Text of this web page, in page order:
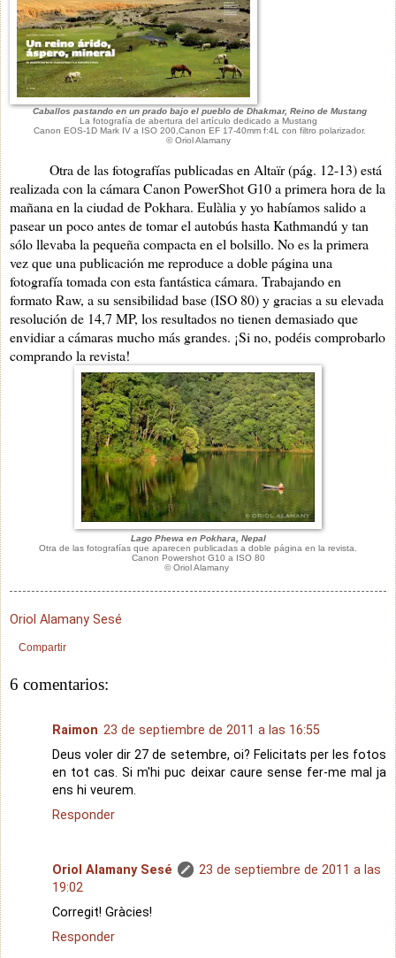
Caballos pastando en un prado bajo el pueblo de Dhakmar, Reino de Mustang
La fotografía de abertura del artículo dedicado a Mustang
Canon EOS-1D Mark IV a ISO 200 ,Canon EF 17-40mm f:4L con filtro polarizador.
© Oriol Alamany
Otra de las fotografías publicadas en Altaïr (pág. 12-13) está
realizada con la cámara Canon PowerShot G10 a primera hora de la
mañana en la ciudad de Pokhara. Eulàlia y yo habíamos salido a
pasear un poco antes de tomar el autobús hasta Kathmandú y tan
sólo llevaba la pequeña compacta en el bolsillo. No es la primera
vez que una publicación me reproduce a doble página una
fotografía tomada con esta fantástica cámara. Trabajando en
formato Raw, a su sensibilidad base (ISO 80) y gracias a su elevada
resolución de 14,7 MP, los resultados no tienen demasiado que
envidiar a cámaras mucho más grandes. ¡Si no, podéis comprobarlo
comprando la revista!
Lago Phewa en Pokhara, Nepal
Otra de las fotografías que aparecen publicadas a doble página en la revista.
Canon Powershot G10 a ISO 80
© Oriol Alamany
Oriol Alamany Sesé
Compartir
6 comentarios:
Raimon 23 de septiembre de 2011 a las 16:55
Deus voler dir 27 de setembre, oi? Felicitats per les fotos
en tot cas. Si m'hi puc deixar caure sense fer-me mal ja
ens hi veurem.
Responder
Oriol Alamany Sesé
23 de septiembre de 2011 a las
19:02
Corregit! Gràcies!
Responder